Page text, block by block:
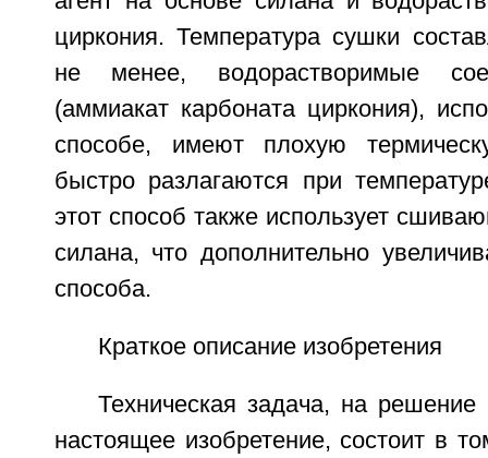
циркония. Температура сушки
не менее, водорастворимые
(аммиакат карбоната циркония),
способе, имеют плохую
быстро разлагаются при
этот способ также использует
силана, что дополнительно
способа.
Краткое описание изобретения
Техническая задача, на решение
настоящее изобретение, состоит в